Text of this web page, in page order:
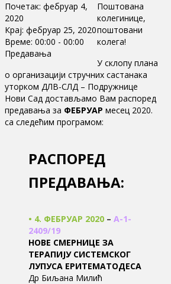
Почетак: фебруар 4,
2020
Крај: фебруар 25, 2020
Време: 00:00 - 00:00
Предавања
Поштована
колегинице,
поштовани
колега!
У склопу плана
о организацији стручних састанака
уторком ДЛВ-СЛД – Подружнице
Нови Сад достављамо Вам распоред
предавања за ФЕБРУАР месец 2020.
са следећим програмом:
РАСПОРЕД
ПРЕДАВАЊА:
• 4. ФЕБРУАР 2020 – А-1-
2409/19
НОВЕ СМЕРНИЦЕ ЗА
ТЕРАПИЈУ СИСТЕМСКОГ
ЛУПУСА ЕРИТЕМАТОДЕСА
Др Биљана Милић